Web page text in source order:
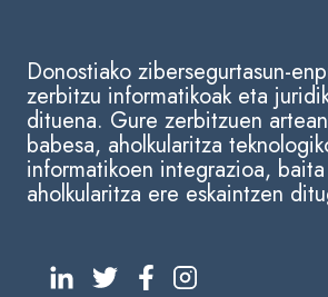
Donostiako zibersegurtasun-
zerbitzu informatikoak eta
dituena. Gure zerbitzuen
babesa, aholkularitza
informatikoen integrazioa,
aholkularitza ere eskaintzen